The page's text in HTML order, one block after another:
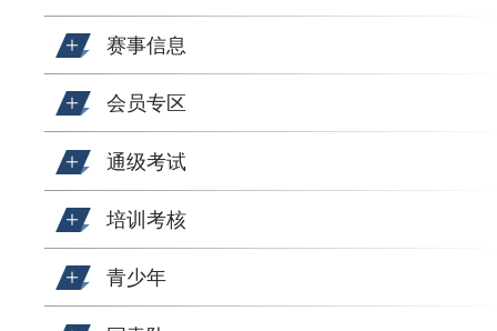
赛事信息
会员专区
通级考试
培训考核
青少年